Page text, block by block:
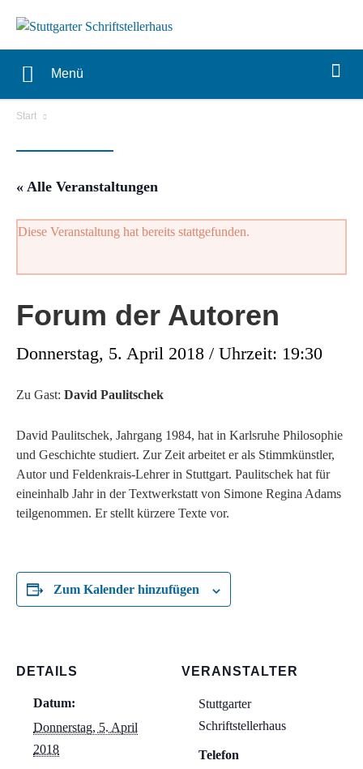
Menü
Start
« Alle Veranstaltungen
Diese Veranstaltung hat bereits stattgefunden.
Forum der Autoren
Donnerstag, 5. April 2018 / Uhrzeit: 19:30
Zu Gast: David Paulitschek
David Paulitschek, Jahrgang 1984, hat in Karlsruhe Philosophie
und Geschichte studiert. Zur Zeit arbeitet er als Stimmkünstler,
Autor und Feldenkrais-Lehrer in Stuttgart. Paulitschek hat für
eineinhalb Jahr in der Textwerkstatt von Simone Regina Adams
teilgenommen. Er stellt kürzere Texte vor.
Zum Kalender hinzufügen
DETAILS
Datum:
Donnerstag, 5. April
2018
VERANSTALTER
Stuttgarter
Schriftstellerhaus
Telefon